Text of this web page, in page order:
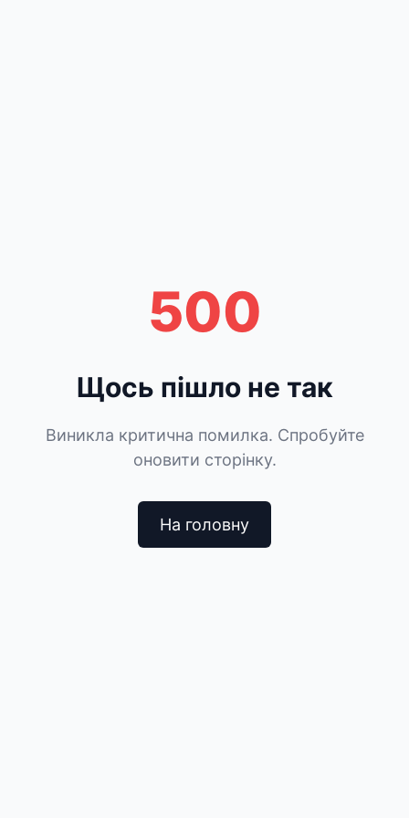
500
Щось пішло не так
Виникла критична помилка. Спробуйте
оновити сторінку.
На головну